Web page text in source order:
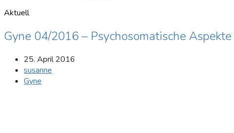
Aktuell
Gyne 04/2016 – Psychosomatische
25. April 2016
susanne
Gyne